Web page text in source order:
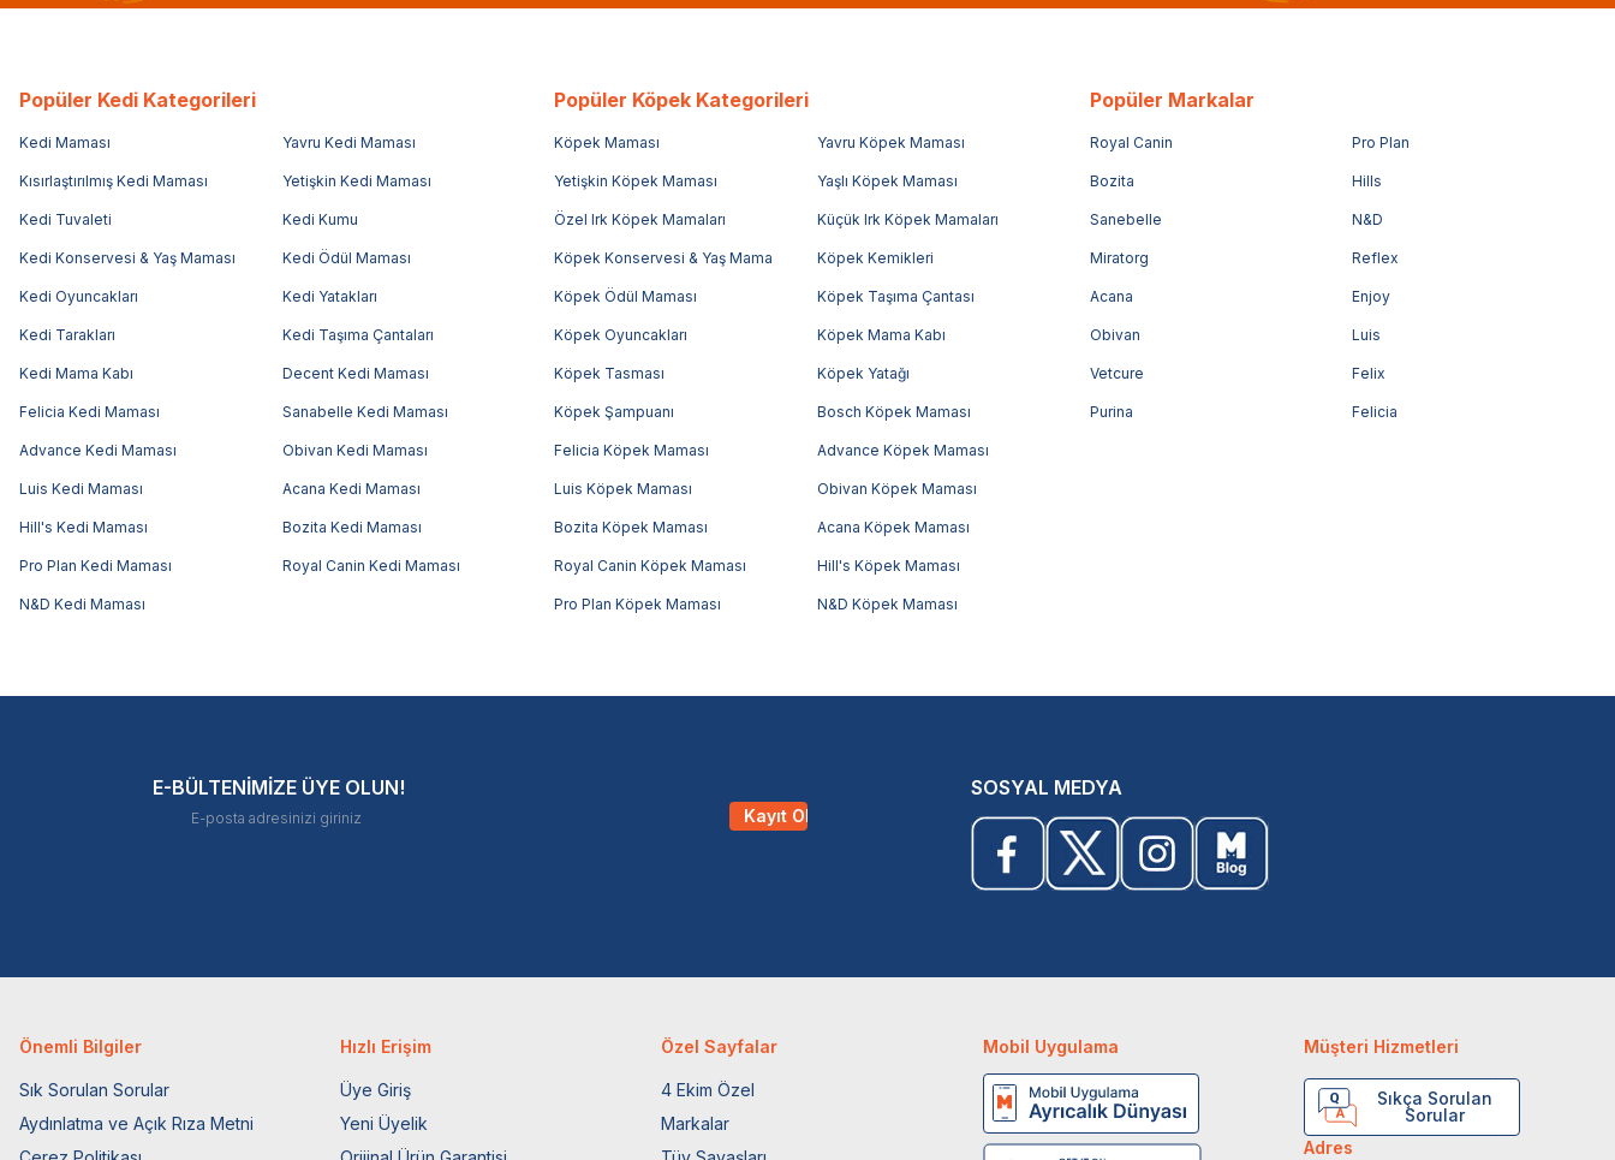
Popüler Kedi Kategorileri
Kedi Maması Yavru Kedi Maması
Kısırlaştırılmış Kedi Maması Yetişkin Kedi Maması
Kedi Tuvaleti Kedi Kumu
Kedi Konservesi & Yaş Maması Kedi Ödül Maması
Kedi Oyuncakları Kedi Yatakları
Kedi Tarakları Kedi Taşıma Çantaları
Kedi Mama Kabı Decent Kedi Maması
Felicia Kedi Maması Sanabelle Kedi Maması
Advance Kedi Maması Obivan Kedi Maması
Luis Kedi Maması Acana Kedi Maması
Hill's Kedi Maması Bozita Kedi Maması
Pro Plan Kedi Maması Royal Canin Kedi Maması
N&D Kedi Maması
Popüler Köpek Kategorileri
Köpek Maması Yavru Köpek Maması
Yetişkin Köpek Maması Yaşlı Köpek Maması
Özel Irk Köpek Mamaları Küçük Irk Köpek Mamaları
Köpek Konservesi & Yaş Mama Köpek Kemikleri
Köpek Ödül Maması Köpek Taşıma Çantası
Köpek Oyuncakları Köpek Mama Kabı
Köpek Tasması Köpek Yatağı
Köpek Şampuanı Bosch Köpek Maması
Felicia Köpek Maması Advance Köpek Maması
Luis Köpek Maması Obivan Köpek Maması
Bozita Köpek Maması Acana Köpek Maması
Royal Canin Köpek Maması Hill's Köpek Maması
Pro Plan Köpek Maması N&D Köpek Maması
Popüler Markalar
Royal Canin Pro Plan
Bozita Hills
Sanebelle N&D
Miratorg Reflex
Acana Enjoy
Obivan Luis
Vetcure Felix
Purina Felicia
E-BÜLTENİMİZE ÜYE OLUN!
Kayıt Ol
SOSYAL MEDYA
Önemli Bilgiler
Sık Sorulan Sorular
Aydınlatma ve Açık Rıza Metni
Hızlı Erişim
Üye Giriş
Yeni Üyelik
Özel Sayfalar
4 Ekim Özel
Markalar
Mobil Uygulama Müşteri Hizmetleri
Sıkça Sorulan
Sorular
Adres